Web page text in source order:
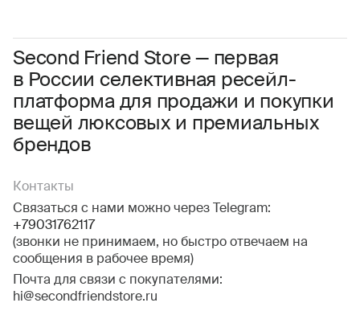
Second Friend Store — первая
в России селективная ресейл-
платформа для продажи и покупки
вещей люксовых и премиальных
брендов
Контакты
Связаться с нами можно через Telegram:
+79031762117
(звонки не принимаем, но быстро отвечаем на
сообщения в рабочее время)
Почта для связи с покупателями:
hi@secondfriendstore.ru
Соглашаюсь с условиями Пользовательского соглашения
Даю согласие на получение рекламной информации.